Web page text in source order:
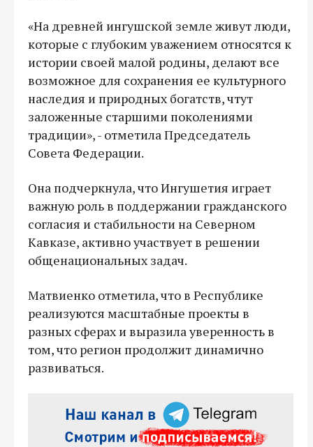
«На древней ингушской земле живут люди,
которые с глубоким уважением относятся к
истории своей малой родины, делают все
возможное для сохранения ее культурного
наследия и природных богатств, чтут
заложенные старшими поколениями
традиции», - отметила Председатель
Совета Федерации.
Она подчеркнула, что Ингушетия играет
важную роль в поддержании гражданского
согласия и стабильности на Северном
Кавказе, активно участвует в решении
общенациональных задач.
Матвиенко отметила, что в Республике
реализуются масштабные проекты в
разных сферах и выразила уверенность в
том, что регион продолжит динамично
развиваться.